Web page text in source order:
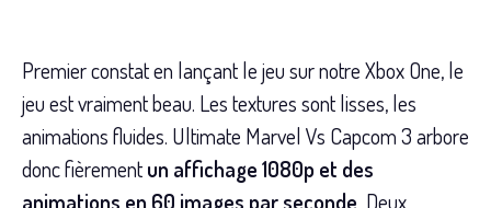
Premier constat en lançant le jeu sur notre Xbox One, le
jeu est vraiment beau. Les textures sont lisses, les
animations fluides. Ultimate Marvel Vs Capcom 3 arbore
donc fièrementun affichage 1080p et des
animations en 60 images par seconde. Deux